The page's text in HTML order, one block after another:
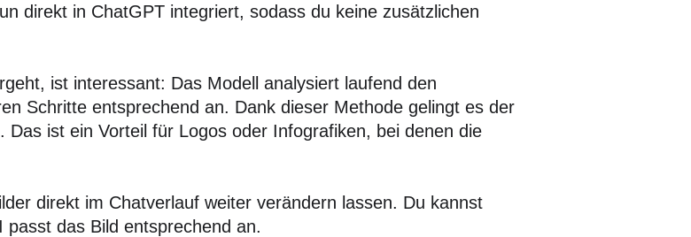
direkt in ChatGPT integriert, sodass du keine zusätzlichen
ist interessant: Das Modell analysiert laufend den
Schritte entsprechend an. Dank dieser Methode gelingt es der
Das ist ein Vorteil für Logos oder Infografiken, bei denen die
direkt im Chatverlauf weiter verändern lassen. Du kannst
das Bild entsprechend an.